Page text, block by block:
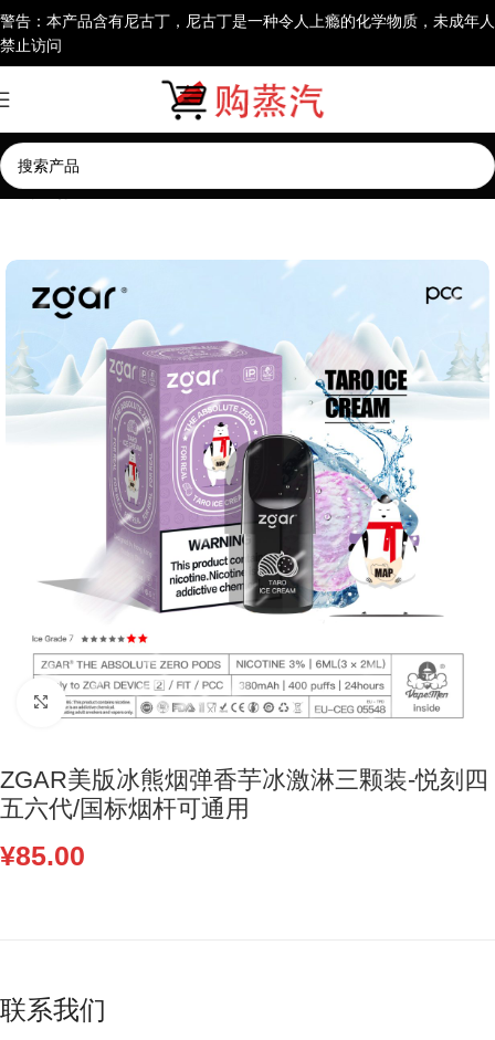
警告：本产品含有尼古丁，尼古丁是一种令人上瘾的化学物质，未成年人
禁止访问
首页 通配烟弹
Click to enlarge
ZGAR美版冰熊烟弹香芋冰激淋三颗装-悦刻四
五六代/国标烟杆可通用
¥85.00
联系我们